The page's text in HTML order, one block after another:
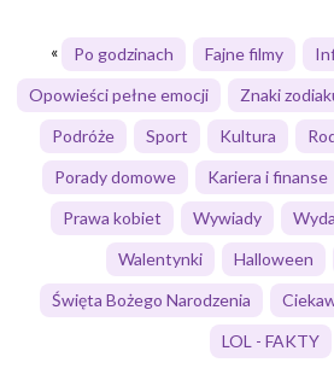
Po godzinach Fajne filmy
Opowieści pełne emocji
Znaki
Podróże
Sport Kultura
Porady domowe
Kariera i finanse
Prawa kobiet
Wywiady
Walentynki
Halloween
Święta Bożego Narodzenia
LOL - FAKTY